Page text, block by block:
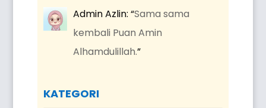
Admin Azlin: “Sama sama
kembali Puan Amin
Alhamdulillah.”
KATEGORI